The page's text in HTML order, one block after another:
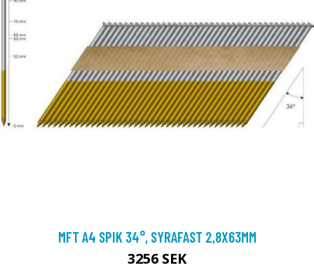
MFT A4 SPIK 34°, SYRAFAST 2,8X63MM
3256 SEK